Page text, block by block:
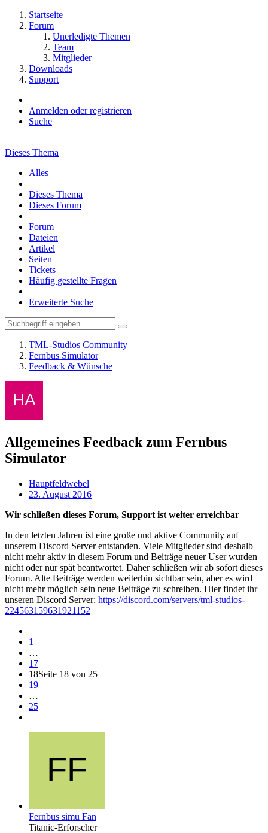
Startseite
Forum
Unerledigte Themen
Team
Mitglieder
Downloads
Support
Anmelden oder registrieren
Suche
Dieses Thema
Alles
Dieses Thema
Dieses Forum
Forum
Dateien
Artikel
Seiten
Tickets
Häufig gestellte Fragen
Erweiterte Suche
TML-Studios Community
Fernbus Simulator
Feedback & Wünsche
Allgemeines Feedback zum Fernbus
Simulator
Hauptfeldwebel
23. August 2016
Wir schließen dieses Forum, Support ist weiter erreichbar
In den letzten Jahren ist eine große und aktive Community auf
unserem Discord Server entstanden. Viele Mitglieder sind deshalb
nicht mehr aktiv in diesem Forum und Beiträge neuer User wurden
nicht oder nur spät beantwortet. Daher schließen wir ab sofort dieses
Forum. Alte Beiträge werden weiterhin sichtbar sein, aber es wird
nicht mehr möglich sein neue Beiträge zu schreiben. Hier findet ihr
unseren Discord Server: https://discord.com/servers/tml-studios-
224563159631921152
1
…
17
18Seite 18 von 25
19
…
25
Fernbus simu Fan
Titanic-Erforscher